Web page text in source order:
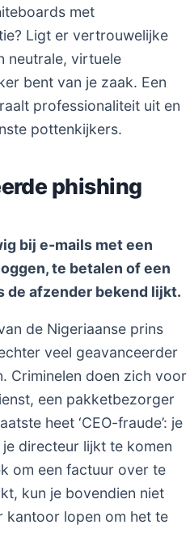
met
Ligt er vertrouwelijke
neutrale, virtuele
bent van je zaak. Een
professionaliteit uit en
pottenkijkers.
phishing
bij e-mails met een
te betalen of een
de afzender bekend lijkt.
de Nigeriaanse prins
veel geavanceerder
Criminelen doen zich voor
een pakketbezorger
heet ‘CEO-fraude’: je
directeur lijkt te komen
om een factuur over te
kun je bovendien niet
kantoor lopen om het te